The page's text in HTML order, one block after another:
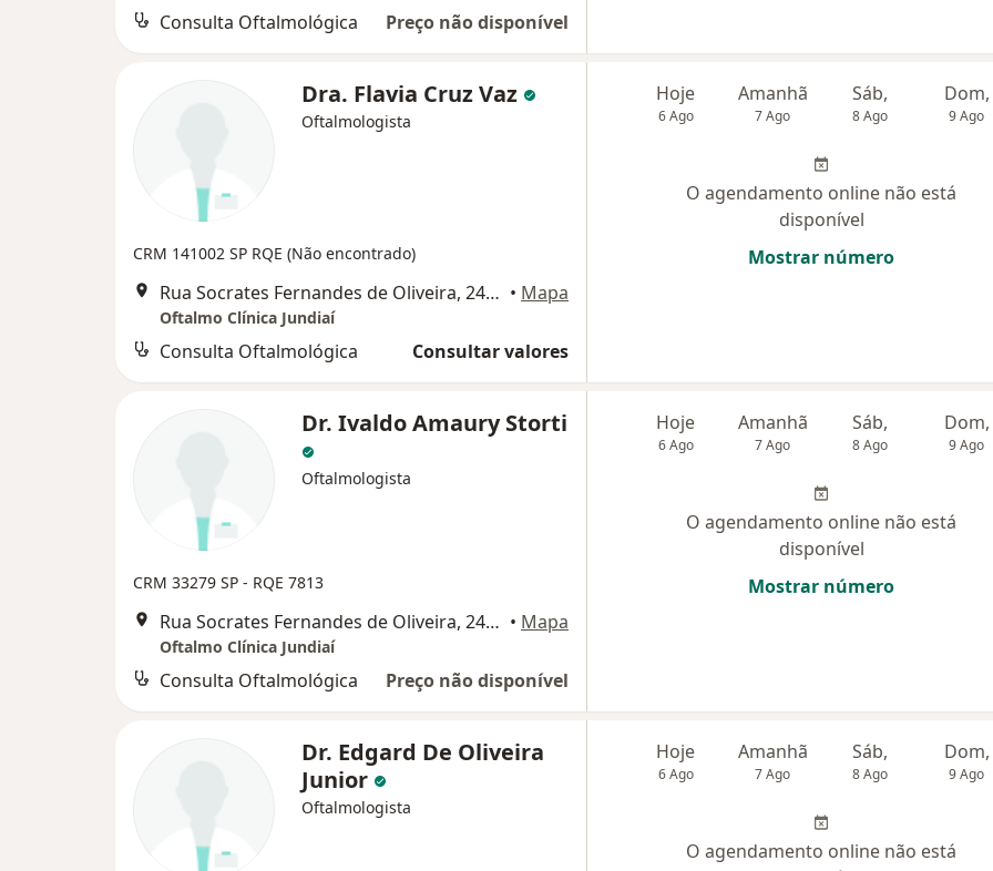
Consulta Oftalmológica Preço não disponível
Dra. Flavia Cruz Vaz
Oftalmologista
CRM 141002 SP RQE (Não encontrado)
Rua Socrates Fernandes de Oliveira, 245, Jundiaí • Mapa
Oftalmo Clínica Jundiaí
Consulta Oftalmológica Consultar valores
Hoje
6 Ago
Amanhã
7 Ago
Sáb,
8 Ago
Dom,
9 Ago
O agendamento online não está
disponível
Mostrar número
Dr. Ivaldo Amaury Storti
Oftalmologista
CRM 33279 SP - RQE 7813
Rua Socrates Fernandes de Oliveira, 245, Jundiaí • Mapa
Oftalmo Clínica Jundiaí
Consulta Oftalmológica Preço não disponível
Hoje
6 Ago
Amanhã
7 Ago
Sáb,
8 Ago
Dom,
9 Ago
O agendamento online não está
disponível
Mostrar número
Dr. Edgard De Oliveira
Junior
Oftalmologista
Hoje
6 Ago
Amanhã
7 Ago
Sáb,
8 Ago
Dom,
9 Ago
O agendamento online não está